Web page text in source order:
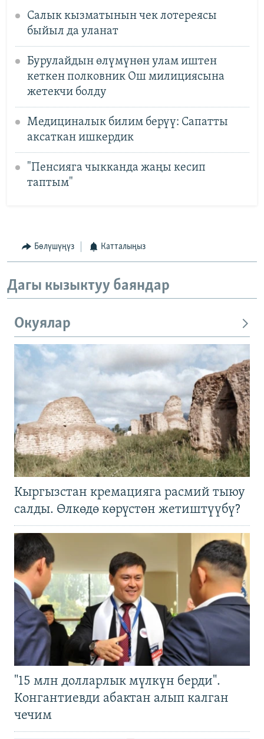
Салык кызматынын чек лотереясы
быйыл да уланат
Бурулайдын өлүмүнөн улам иштен
кеткен полковник Ош милициясына
жетекчи болду
Медициналык билим берүү: Сапатты
аксаткан ишкердик
"Пенсияга чыкканда жаңы кесип
таптым"
Бөлүшүңүз Катталыңыз
Дагы кызыктуу баяндар
Окуялар
Кыргызстан кремацияга расмий тыюу
салды. Өлкөдө көрүстөн жетиштүүбү?
"15 млн долларлык мүлкүн берди".
Конгантиевди абактан алып калган
чечим